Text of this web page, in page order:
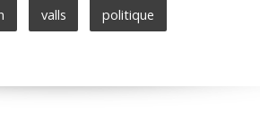
valls politique